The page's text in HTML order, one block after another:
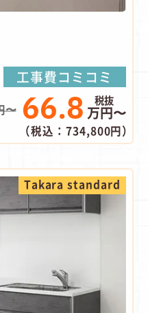
工事費コミコミ
〜 66.8 万円〜
（税込：734,800円）
Takara standard